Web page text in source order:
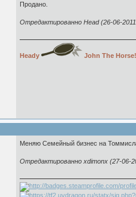
Продано.
Отредактированно Head (26-06-
Heady John The Horse!
Меняю Семейный бизнес на
Отредактированно xdimonx (27-06-